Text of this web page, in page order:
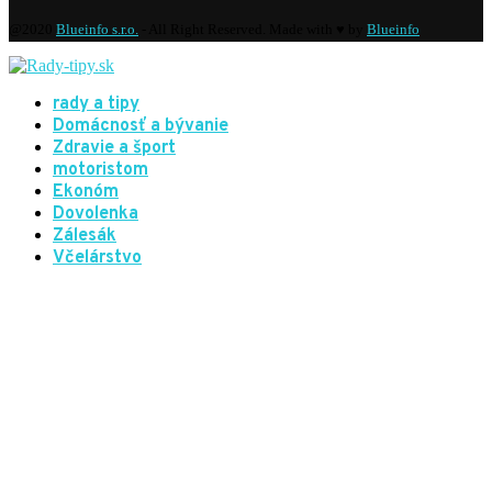
Blueinfo s.r.o. Blueinfo
rady a tipy
Domácnosť a bývanie
Zdravie a šport
motoristom
Ekonóm
Dovolenka
Zálesák
Včelárstvo